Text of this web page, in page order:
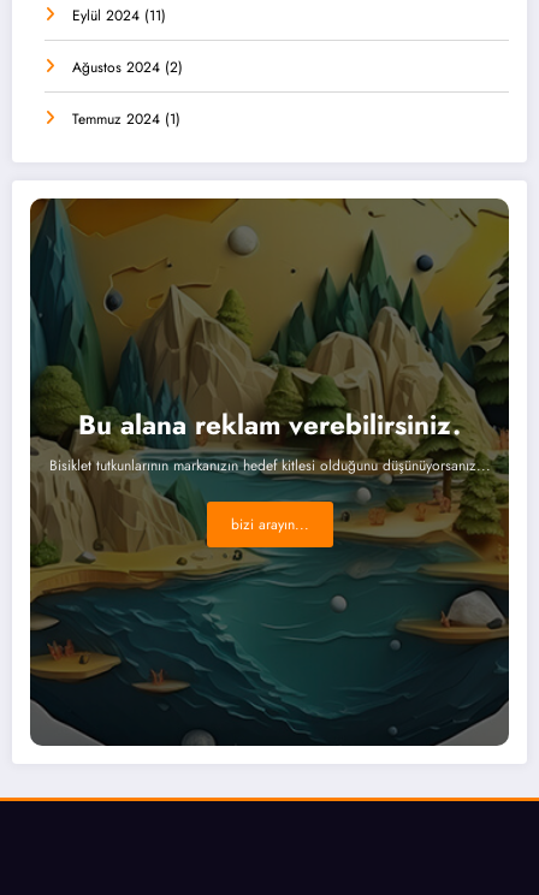
Eylül 2024 (11)
Ağustos 2024 (2)
Temmuz 2024 (1)
Bu alana reklam verebilirsiniz.
Bisiklet tutkunlarının markanızın hedef kitlesi olduğunu düşünüyorsanız...
bizi arayın...